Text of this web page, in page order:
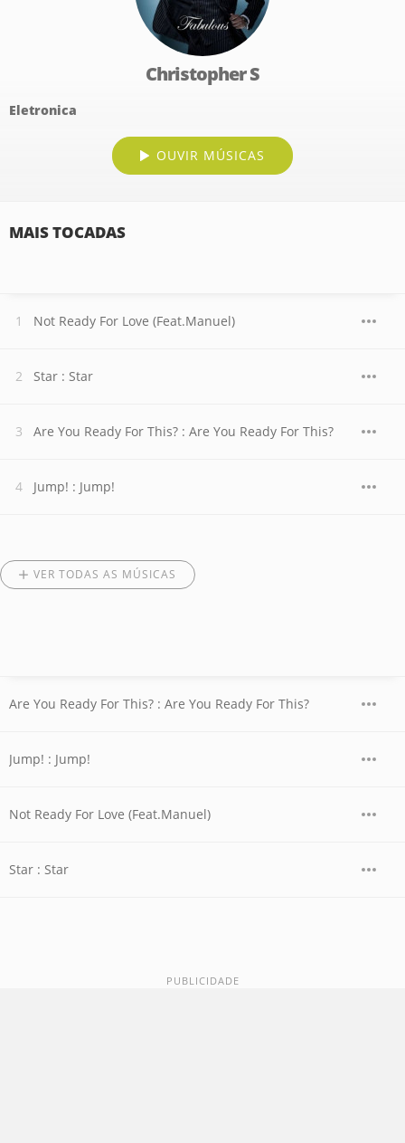
Christopher S
Eletronica
OUVIR MÚSICAS
MAIS TOCADAS
Not Ready For Love (Feat.Manuel)
Star : Star
Are You Ready For This? : Are You Ready For This?
Jump! : Jump!
VER TODAS AS MÚSICAS
Are You Ready For This? : Are You Ready For This?
Jump! : Jump!
Not Ready For Love (Feat.Manuel)
Star : Star